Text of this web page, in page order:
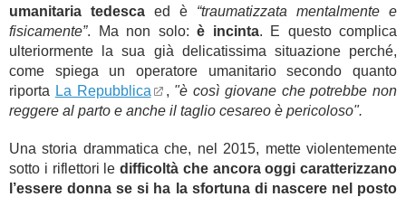
umanitaria tedesca ed è “traumatizzata mentalmente e
fisicamente”. Ma non solo: è incinta. E questo complica
ulteriormente la sua già delicatissima situazione perché,
come spiega un operatore umanitario secondo quanto
riporta La Repubblica , "è così giovane che potrebbe non
reggere al parto e anche il taglio cesareo è pericoloso".
Una storia drammatica che, nel 2015, mette violentemente
sotto i riflettori le difficoltà che ancora oggi caratterizzano
l’essere donna se si ha la sfortuna di nascere nel posto